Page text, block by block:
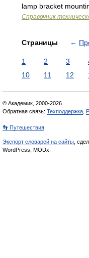
lamp bracket
Справочник
Страницы ←
1 2 3
10
11 12
© Академик, 2000-2026
Обратная связь: Техподдержка
👣 Путешествия
Экспорт словарей на сайты ,
WordPress, MODx.